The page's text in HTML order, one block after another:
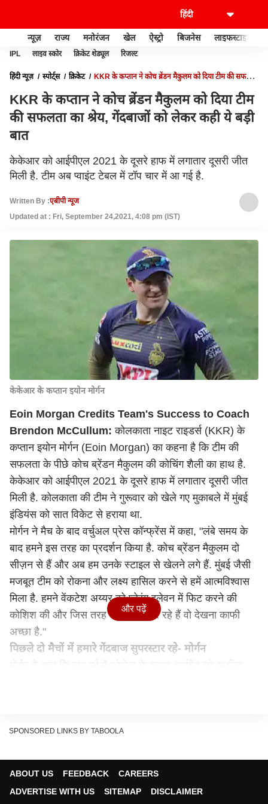
न्यूज़ राज्य मनोरंजन खेल ऐस्ट्रो बिजनेस लाइफस्टाइल
IPL लाइव स्कोर क्रिकेट शेड्यूल रिजल्ट
हिंदी न्यूज़ स्पोर्ट्स क्रिकेट
KKR के कप्तान ने कोच ब्रेंडन मैकुलम को दिया टीम की सफलता
KKR के कप्तान ने कोच ब्रेंडन मैकुलम को दिया टीम
की सफलता का श्रेय, गेंदबाजों को लेकर कही ये बड़ी
बात
केकेआर को आईपीएल 2021 के दूसरे हाफ में लगातार दूसरी जीत
मिली है. टीम अब प्वाइंट टेबल में टॉप चार में आ गई है.
Written By :एबीपी न्यूज
Updated at : Fri, September 24,2021, 4:08 pm (IST)
केकेआर के कप्तान इयोन मोर्गन
Eoin Morgan Credits Team's Success to Coach
Brendon McCullum: कोलकाता नाइट राइडर्स (KKR) के
कप्तान इयोन मोर्गन (Eoin Morgan) का कहना है कि टीम की
सफलता के पीछे कोच ब्रेंडन मैकुलम की कोचिंग शैली का हाथ है.
केकेआर को आईपीएल 2021 के दूसरे हाफ में लगातार दूसरी जीत
मिली है. कोलकाता की टीम ने गुरूवार को खेले गए मुकाबले में मुंबई
इंडियंस को सात विकेट से हराया था.
मोर्गन ने मैच के बाद वर्चुअल प्रेस कॉन्फ्रेंस में कहा, "लंबे समय के
बाद हमने इस तरह का प्रदर्शन किया है. कोच ब्रेंडन मैकुलम दो
सीज़न से हैं और अब हम उनके स्टाइल से खेलने लगे हैं. मुंबई जैसी
मजबूत टीम को रोकना और लक्ष्य हासिल करने से हमें आत्मविश्वास
मिला है. हमने वेंकटेश अय्यर को प्लेइंग इलेवन में फिट करने की
कोशिश की और जिस तरह वह स्कोर कर रहे हैं वो देखना काफी
अच्छा है."
पिछले दो मैचों में हमारे गेंदबाज सुपरस्टार रहे- मोर्गन
का यह दूसरा मैच था और वह पूरे आत्मविश्वास के साथ खेले. सुनील
और पढ़ें
SPONSORED LINKS BY TABOOLA
ABOUT US FEEDBACK
CAREERS
ADVERTISE WITH US
SITEMAP DISCLAIMER